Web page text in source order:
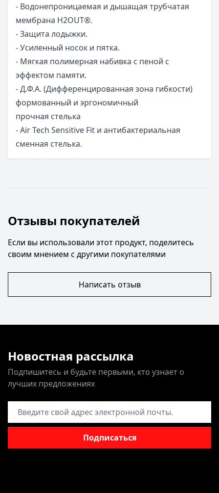
- Водонепроницаемая и дышащая трубчатая
мембрана H2OUT®.
- Защита лодыжки.
- Усиленный носок и пятка.
- Мягкая полимерная набивка с пеной с
эффектом памяти.
- Д.Ф.А. (Дифференцированная зона гибкости)
формованный и эргономичный
прочная стелька
- Air Tech Sensitive Fit и антибактериальная
сменная стелька.
Отзывы покупателей
Если вы использовали этот продукт, поделитесь
своим мнением с другими покупателями
Написать отзыв
Новостная рассылка
Подпишитесь и будьте первыми, кто узнает о
лучших предложениях
Адрес электронной почты
Подписаться